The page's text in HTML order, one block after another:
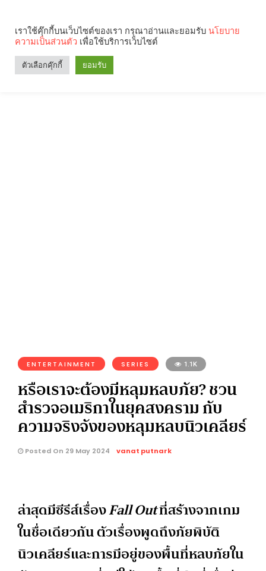
ENTERTAINMENT SERIES 1.1K
หรือเราจะต้องมีหลุมหลบภัย? ชวน
สำรวจอเมริกาในยุคสงคราม กับ
ความจริงจังของหลุมหลบนิวเคลียร์
Posted On 29 May 2024 vanat putnark
ล่าสุดมีซีรีส์เรื่องFall Outที่สร้างจากเกม
ในชื่อเดียวกัน ตัวเรื่องพูดถึงภัยพิบัติ
นิวเคลียร์และการมีอยู่ของพื้นที่หลบภัยใน
เราใช้คุ๊กกี้บนเว็บไซต์ของเรา กรุณาอ่านและยอมรับ นโยบาย
ความเป็นส่วนตัว เพื่อใช้บริการเว็บไซต์
ตัวเลือกคุ๊กกี้ ยอมรับ